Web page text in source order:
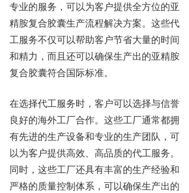
专业的服务，可以为客户提供全方位的亚
精胺复合胶囊生产流程解决方案。这些代
工服务不仅可以帮助客户节省大量的时间
和精力，而且还可以确保生产出的亚精胺
复合胶囊符合国际标准。
在选择代工服务时，客户可以选择与信誉
良好的海外工厂合作。这些工厂通常都拥
有先进的生产设备和专业的生产团队，可
以为客户提供高效、高品质的代工服务。
同时，这些工厂还具有丰富的生产经验和
严格的质量控制体系，可以确保生产出的